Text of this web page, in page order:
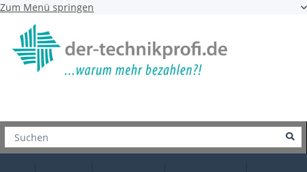
Zum Menü springen